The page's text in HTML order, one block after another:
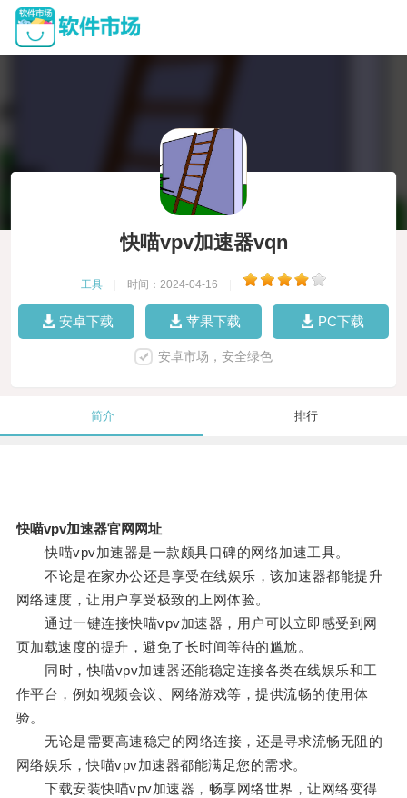
快喵vpv加速器vqn
工具 时间：2024-04-16
安卓下载 苹果下载 PC下载
安卓市场，安全绿色
简介 排行
快喵vpv加速器官网网址
快喵vpv加速器是一款颇具口碑的网络加速工具。
不论是在家办公还是享受在线娱乐，该加速器都能提升
网络速度，让用户享受极致的上网体验。
通过一键连接快喵vpv加速器，用户可以立即感受到网
页加载速度的提升，避免了长时间等待的尴尬。
同时，快喵vpv加速器还能稳定连接各类在线娱乐和工
作平台，例如视频会议、网络游戏等，提供流畅的使用体
验。
无论是需要高速稳定的网络连接，还是寻求流畅无阻的
网络娱乐，快喵vpv加速器都能满足您的需求。
下载安装快喵vpv加速器，畅享网络世界，让网络变得